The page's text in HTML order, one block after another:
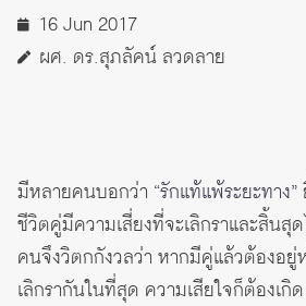
16 Jun 2017
ผศ. ดร.สุภลัคน์ ลวดลาย
มีหลายคนบอกว่า “รักแท้แพ้ระยะทาง”
ชีวิตคู่มีความเสี่ยงที่จะเลิกราและสิ้นสุ
คนจึงวิตกกังวลว่า หากมีคู่แล้วต้องอยู่
เลิกรากันในที่สุด ความเสียใจก็ต้องเกิ